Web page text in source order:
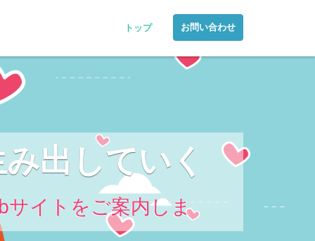
トップ お問い合わせ
出していく
サイトをご案内しま